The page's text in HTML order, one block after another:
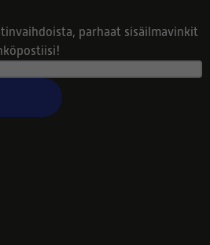
parhaat sisäilmavinkit